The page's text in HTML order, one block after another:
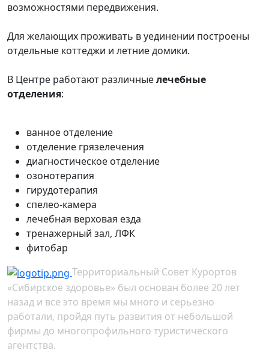
возможностями передвижения.
Для желающих проживать в уединении построены
отдельные коттеджи и летние домики.
В Центре работают различныелечебные
отделения:
ванное отделение
отделение грязелечения
диагностическое отделение
озонотерапия
гирудотерапия
спелео-камера
лечебная верховая езда
тренажерный зал, ЛФК
фитобар
Территориальный Совет Курортов
«Сибирское здоровье» был основан более 20 лет
назад и все это время мы много и серьезно
работали, пройдя путь развития от небольшой
фирмы до многопрофильного туристического
агентства.